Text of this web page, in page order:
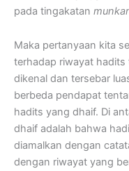
pada tingakatan
Maka pertanyaan kita
terhadap riwayat
dikenal dan tersebar
berbeda pendapat
hadits yang dhaif. Di
dhaif adalah bahwa
diamalkan dengan
dengan riwayat yang